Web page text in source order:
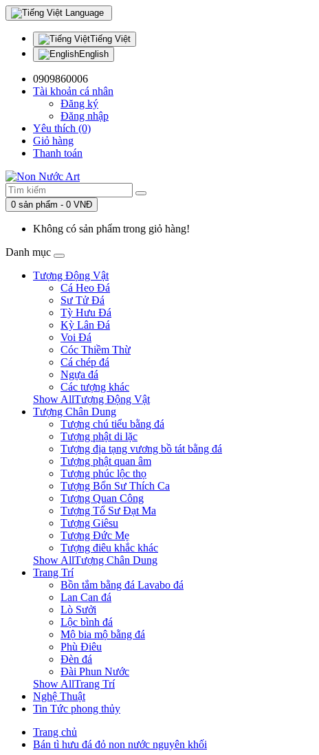
Language
Tiếng Việt
English
0909860006
Tài khoản cá nhân
Đăng ký
Đăng nhập
Yêu thích (0)
Giỏ hàng
Thanh toán
0 sản phẩm - 0 VNĐ
Không có sản phẩm trong giỏ hàng!
Danh mục
Tượng Động Vật
Cá Heo Đá
Sư Tử Đá
Tỳ Hưu Đá
Kỳ Lân Đá
Voi Đá
Cóc Thiềm Thừ
Cá chép đá
Ngựa đá
Các tượng khác
Show AllTượng Động Vật
Tượng Chân Dung
Tượng chú tiểu bằng đá
Tượng phật di lặc
Tượng địa tạng vương bồ tát bằng đá
Tượng phật quan âm
Tượng phúc lộc thọ
Tượng Bổn Sư Thích Ca
Tượng Quan Công
Tượng Tổ Sư Đạt Ma
Tượng Giêsu
Tượng Đức Mẹ
Tượng điêu khắc khác
Show AllTượng Chân Dung
Trang Trí
Bồn tắm bằng đá Lavabo đá
Lan Can đá
Lò Sưởi
Lộc bình đá
Mộ bia mộ bằng đá
Phù Điêu
Đèn đá
Đài Phun Nước
Show AllTrang Trí
Nghệ Thuật
Tin Tức phong thủy
Trang chủ
Bán tì hưu đá đỏ non nước nguyên khối